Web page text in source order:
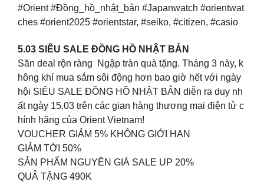
#Orient #Đồng_hồ_nhật_bản #Japanwatch #orientwat
ches #orient2025 #orientstar, #seiko, #citizen, #casio
5.03 SIÊU SALE ĐỒNG HỒ NHẬT BẢN
Săn deal rộn ràng Ngập tràn quà tặng. Tháng 3 này, k
hông khí mua sắm sôi động hơn bao giờ hết với ngày
hội SIÊU SALE ĐỒNG HỒ NHẬT BẢN diễn ra duy nh
ất ngày 15.03 trên các gian hàng thương mại điện tử c
hính hãng của Orient Vietnam!
VOUCHER GIẢM 5% KHÔNG GIỚI HẠN
GIẢM TỚI 50%
SẢN PHẨM NGUYÊN GIÁ SALE UP 20%
QUẢ TẶNG 490K